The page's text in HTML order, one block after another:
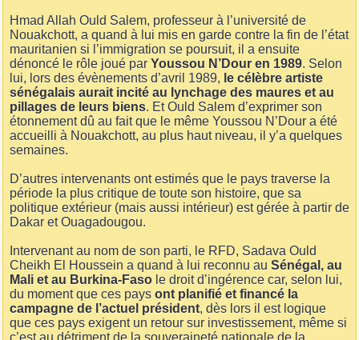
Hmad Allah Ould Salem, professeur à l’université de
Nouakchott, a quand à lui mis en garde contre la fin de l’état
mauritanien si l’immigration se poursuit, il a ensuite
dénoncé le rôle joué par Youssou N’Dour en 1989. Selon
lui, lors des évènements d’avril 1989, le célèbre artiste
sénégalais aurait incité au lynchage des maures et au
pillages de leurs biens. Et Ould Salem d’exprimer son
étonnement dû au fait que le même Youssou N’Dour a été
accueilli à Nouakchott, au plus haut niveau, il y’a quelques
semaines.
D’autres intervenants ont estimés que le pays traverse la
période la plus critique de toute son histoire, que sa
politique extérieur (mais aussi intérieur) est gérée à partir de
Dakar et Ouagadougou.
Intervenant au nom de son parti, le RFD, Sadava Ould
Cheikh El Houssein a quand à lui reconnu au Sénégal, au
Mali et au Burkina-Faso le droit d’ingérence car, selon lui,
du moment que ces pays ont planifié et financé la
campagne de l’actuel président, dès lors il est logique
que ces pays exigent un retour sur investissement, même si